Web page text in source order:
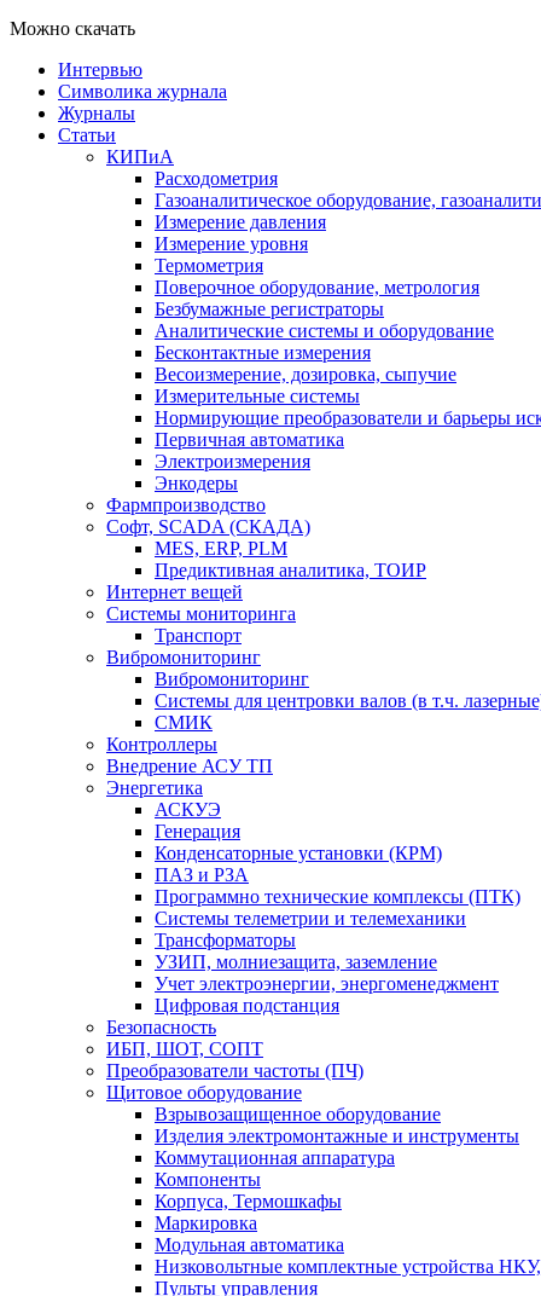
Можно скачать
Интервью
Символика журнала
Журналы
Статьи
КИПиА
Расходометрия
Газоаналитическое оборудование,
Измерение давления
Измерение уровня
Термометрия
Поверочное оборудование, метрология
Безбумажные регистраторы
Аналитические системы и оборудование
Бесконтактные измерения
Весоизмерение, дозировка, сыпучие
Измерительные системы
Нормирующие преобразователи и барьеры
Первичная автоматика
Электроизмерения
Энкодеры
Фармпроизводство
Софт, SCADA (СКАДА)
MES, ERP, PLM
Предиктивная аналитика, ТОИР
Интернет вещей
Системы мониторинга
Транспорт
Вибромониторинг
Вибромониторинг
Системы для центровки валов (в т.ч.
СМИК
Контроллеры
Внедрение АСУ ТП
Энергетика
АСКУЭ
Генерация
Конденсаторные установки (КРМ)
ПАЗ и РЗА
Программно технические комплексы (ПТК)
Системы телеметрии и телемеханики
Трансформаторы
УЗИП, молниезащита, заземление
Учет электроэнергии, энергоменеджмент
Цифровая подстанция
Безопасность
ИБП, ШОТ, СОПТ
Преобразователи частоты (ПЧ)
Щитовое оборудование
Взрывозащищенное оборудование
Изделия электромонтажные и инструменты
Коммутационная аппаратура
Компоненты
Корпуса, Термошкафы
Маркировка
Модульная автоматика
Низковольтные комплектные устройства
Пульты управления